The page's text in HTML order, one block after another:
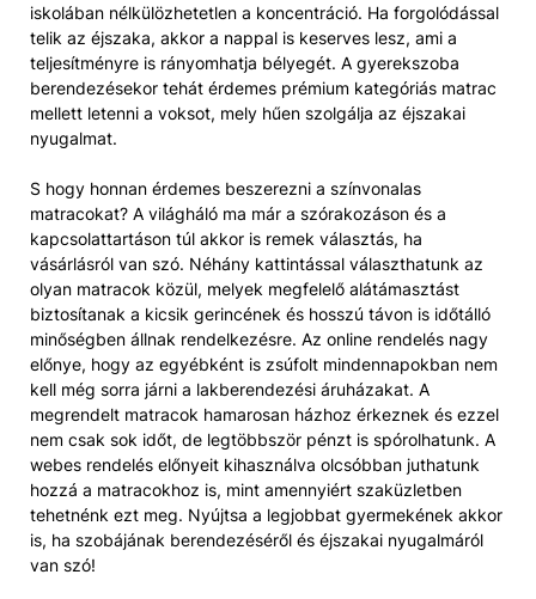
iskolában nélkülözhetetlen a koncentráció. Ha forgolódással
telik az éjszaka, akkor a nappal is keserves lesz, ami a
teljesítményre is rányomhatja bélyegét. A gyerekszoba
berendezésekor tehát érdemes prémium kategóriás matrac
mellett letenni a voksot, mely hűen szolgálja az éjszakai
nyugalmat.
S hogy honnan érdemes beszerezni a színvonalas
matracokat? A világháló ma már a szórakozáson és a
kapcsolattartáson túl akkor is remek választás, ha
vásárlásról van szó. Néhány kattintással választhatunk az
olyan matracok közül, melyek megfelelő alátámasztást
biztosítanak a kicsik gerincének és hosszú távon is időtálló
minőségben állnak rendelkezésre. Az online rendelés nagy
előnye, hogy az egyébként is zsúfolt mindennapokban nem
kell még sorra járni a lakberendezési áruházakat. A
megrendelt matracok hamarosan házhoz érkeznek és ezzel
nem csak sok időt, de legtöbbször pénzt is spórolhatunk. A
webes rendelés előnyeit kihasználva olcsóbban juthatunk
hozzá a matracokhoz is, mint amennyiért szaküzletben
tehetnénk ezt meg. Nyújtsa a legjobbat gyermekének akkor
is, ha szobájának berendezéséről és éjszakai nyugalmáról
van szó!